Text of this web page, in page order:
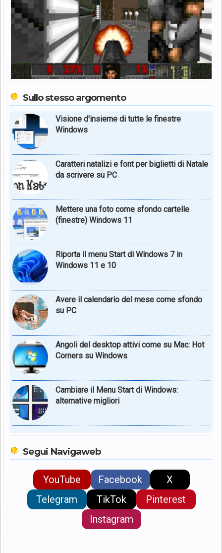
Sullo stesso argomento
Visione d'insieme di tutte le finestre
Windows
Caratteri natalizi e font per biglietti di Natale
da scrivere su PC
Mettere una foto come sfondo cartelle
(finestre) Windows 11
Riporta il menu Start di Windows 7 in
Windows 11 e 10
Avere il calendario del mese come sfondo
su PC
Angoli del desktop attivi come su Mac: Hot
Corners su Windows
Cambiare il Menu Start di Windows:
alternative migliori
Segui Navigaweb
YouTube Facebook
X
Telegram
TikTok
Pinterest
Instagram